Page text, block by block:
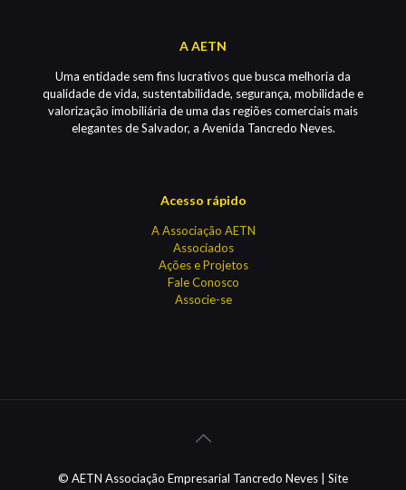
A AETN
Uma entidade sem fins lucrativos que busca melhoria da
qualidade de vida, sustentabilidade, segurança, mobilidade e
valorização imobiliária de uma das regiões comerciais mais
elegantes de Salvador, a Avenida Tancredo Neves.
Acesso rápido
A Associação AETN
Associados
Ações e Projetos
Fale Conosco
Associe-se
© AETN Associação Empresarial Tancredo Neves | Site